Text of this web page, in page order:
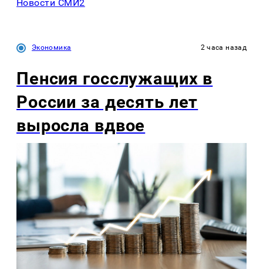
Новости СМИ2
Экономика 2 часа назад
Пенсия госслужащих в
России за десять лет
выросла вдвое